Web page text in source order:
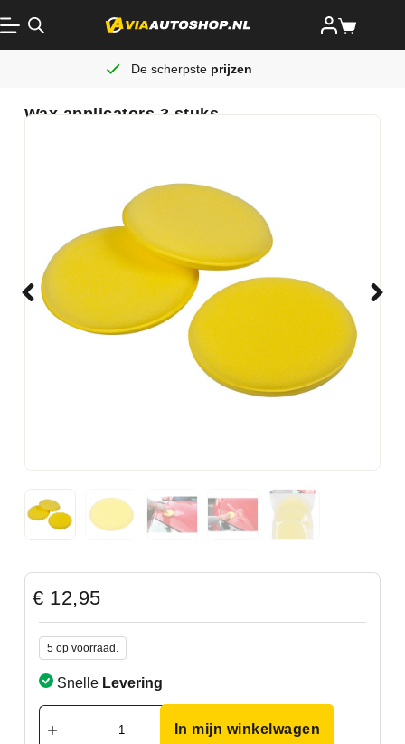
De scherpste prijzen
Wax applicators 3 stuks
€ 12,95
5 op voorraad.
Snelle Levering
In mijn winkelwagen